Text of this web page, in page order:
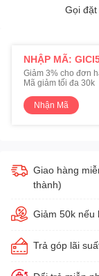
Gọi đặt
NHẬP MÃ:
Giảm 3% cho đơn
Mã giảm tối đa 30k
Nhận Mã
Giao hàng
thành)
Giảm 50k nếu
Trả góp lãi